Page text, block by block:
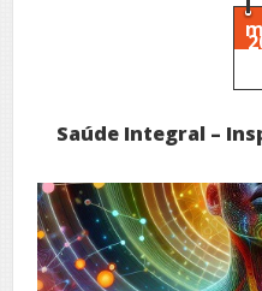
Saúde Integral –